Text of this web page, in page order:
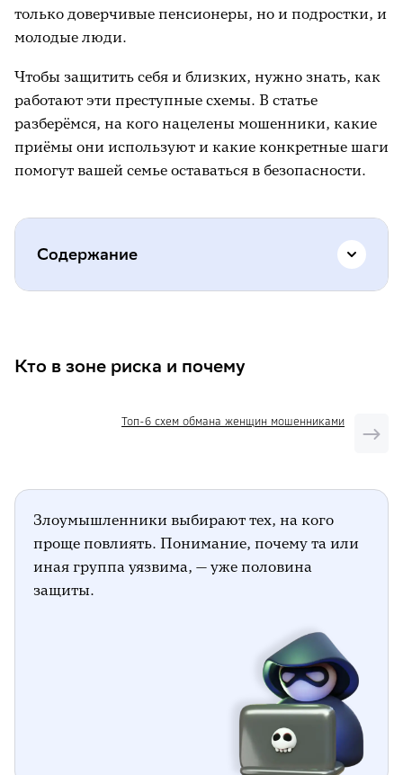
только доверчивые пенсионеры, но и подростки, и
молодые люди.
Чтобы защитить себя и близких, нужно знать, как
работают эти преступные схемы. В статье
разберёмся, на кого нацелены мошенники, какие
приёмы они используют и какие конкретные шаги
помогут вашей семье оставаться в безопасности.
Содержание
злоумышленники
законом
Как понять, что вы или ваш близкий
столкнулись с мошенниками
Сервисы Сбера для безопасности
Что ещё почитать на тему
Кто в зоне риска и почему
Топ-6 схем обмана женщин мошенниками
Злоумышленники выбирают тех, на кого
проще повлиять. Понимание, почему та или
иная группа уязвима, — уже половина
защиты.